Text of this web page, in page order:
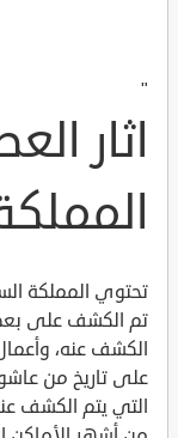
"
اثار
تحتوي المملكة
تم الكشف على بعض
الكشف عنه،
على تاريخ من
التي يتم الكشف